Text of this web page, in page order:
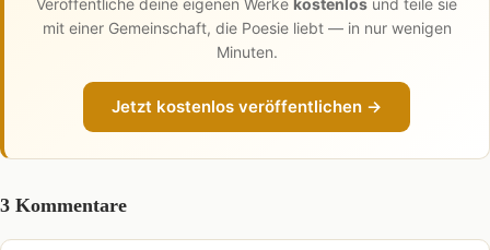
Veröffentliche deine eigenen Werke kostenlos und teile sie
mit einer Gemeinschaft, die Poesie liebt — in nur wenigen
Minuten.
Jetzt kostenlos veröffentlichen →
3 Kommentare